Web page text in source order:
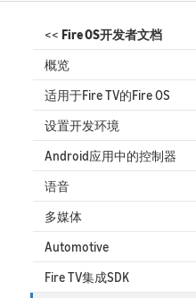
<< Fire OS开发者文档
概览
适用于Fire TV的Fire OS
设置开发环境
Android应用中的控制器
语音
多媒体
Automotive
Fire TV集成SDK